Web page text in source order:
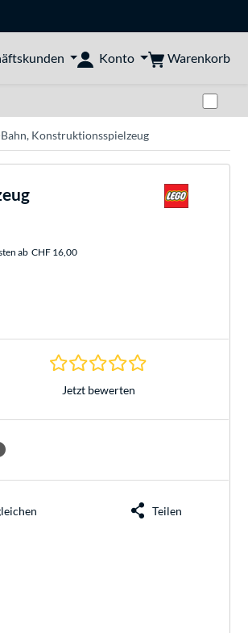
Konto Warenkorb
Konstruktionsspielzeug
ab CHF 16,00
0.0 Sterne bei 0
Jetzt bewerten
Teilen